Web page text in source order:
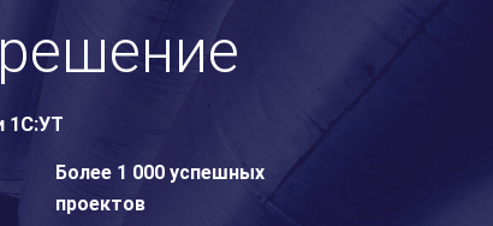
1С:УТ
Более 1 000 успешных
проектов